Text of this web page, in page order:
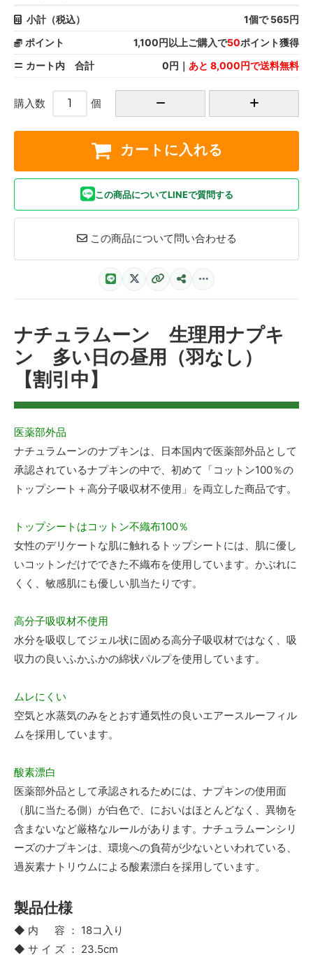
小計（税込） 1個で565円
ポイント
1,100円以上ご購入で50ポイント獲得
カート内 合計
0円｜ あと 8,000円で送料無料
購入数 個
カートに入れる
この商品についてLINEで質問する
この商品について問い合わせる
ナチュラムーン 生理用ナプキ
ン 多い日の昼用（羽なし）
【割引中】
医薬部外品
ナチュラムーンのナプキンは、日本国内で医薬部外品として
承認されているナプキンの中で、初めて「コットン100％の
トップシート＋高分子吸収材不使用」を両立した商品です。
トップシートはコットン不織布100％
女性のデリケートな肌に触れるトップシートには、肌に優し
いコットンだけでできた不織布を使用しています。かぶれに
くく、敏感肌にも優しい肌当たりです。
高分子吸収材不使用
水分を吸収してジェル状に固める高分子吸収材ではなく、吸
収力の良いふかふかの綿状パルプを使用しています。
ムレにくい
空気と水蒸気のみをとおす通気性の良いエアースルーフィル
ムを採用しています。
酸素漂白
医薬部外品として承認されるためには、ナプキンの使用面
（肌に当たる側）が白色で、においはほとんどなく、異物を
含まないなど厳格なルールがあります。ナチュラムーンシリ
ーズのナプキンは、環境への負荷が少ないといわれている、
過炭素ナトリウムによる酸素漂白を採用しています。
製品仕様
◆ 内 容 ： 18コ入り
◆ サ イ ズ ： 23.5cm